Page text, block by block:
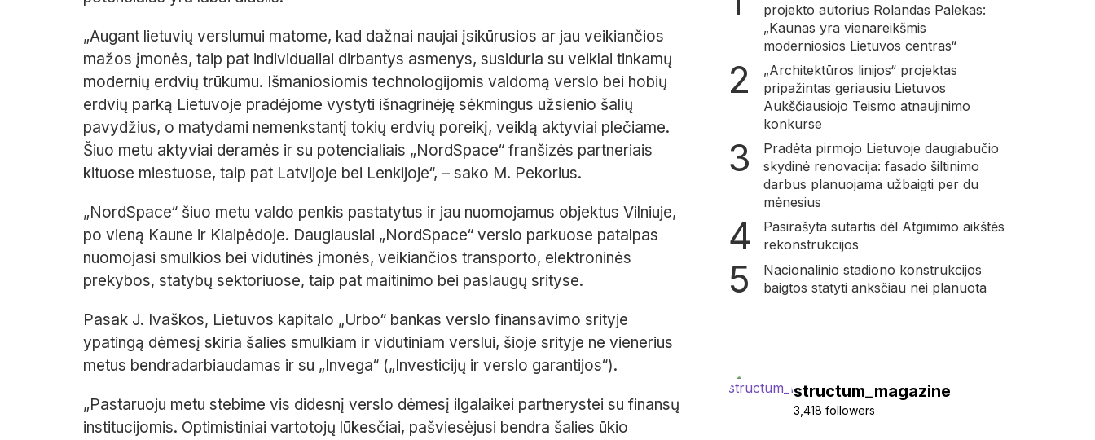
„Augant lietuvių verslumui matome, kad dažnai naujai įsikūrusios ar jau veikiančios
mažos įmonės, taip pat individualiai dirbantys asmenys, susiduria su veiklai tinkamų
modernių erdvių trūkumu. Išmaniosiomis technologijomis valdomą verslo bei hobių
erdvių parką Lietuvoje pradėjome vystyti išnagrinėję sėkmingus užsienio šalių
pavydžius, o matydami nemenkstantį tokių erdvių poreikį, veiklą aktyviai plečiame.
Šiuo metu aktyviai deramės ir su potencialiais „NordSpace“ franšizės partneriais
kituose miestuose, taip pat Latvijoje bei Lenkijoje“, – sako M. Pekorius.
„NordSpace“ šiuo metu valdo penkis pastatytus ir jau nuomojamus objektus Vilniuje,
po vieną Kaune ir Klaipėdoje. Daugiausiai „NordSpace“ verslo parkuose patalpas
nuomojasi smulkios bei vidutinės įmonės, veikiančios transporto, elektroninės
prekybos, statybų sektoriuose, taip pat maitinimo bei paslaugų srityse.
Pasak J. Ivaškos, Lietuvos kapitalo „Urbo“ bankas verslo finansavimo srityje
ypatingą dėmesį skiria šalies smulkiam ir vidutiniam verslui, šioje srityje ne vienerius
metus bendradarbiaudamas ir su „Invega“ („Investicijų ir verslo garantijos“).
„Pastaruoju metu stebime vis didesnį verslo dėmesį ilgalaikei partnerystei su finansų
institucijomis. Optimistiniai vartotojų lūkesčiai, pašviesėjusi bendra šalies ūkio
projekto autorius Rolandas Palekas:
„Kaunas yra vienareikšmis
moderniosios Lietuvos centras“
„Architektūros linijos“ projektas
pripažintas geriausiu Lietuvos
Aukščiausiojo Teismo atnaujinimo
konkurse
Pradėta pirmojo Lietuvoje daugiabučio
skydinė renovacija: fasado šiltinimo
darbus planuojama užbaigti per du
mėnesius
Pasirašyta sutartis dėl Atgimimo aikštės
rekonstrukcijos
Nacionalinio stadiono konstrukcijos
baigtos statyti anksčiau nei planuota
structum_magazine
3,418 followers